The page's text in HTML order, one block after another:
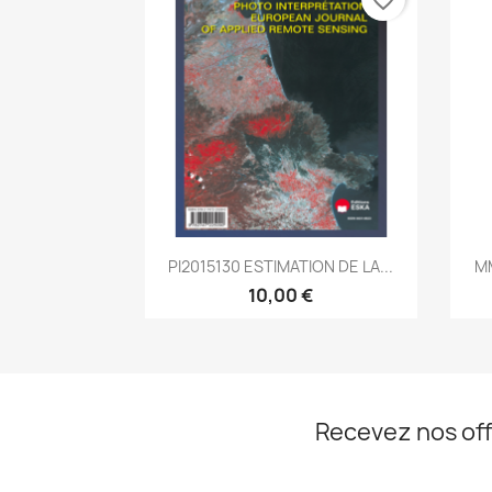
Aperçu rapide
PI2015130 ESTIMATION DE LA...
10,00 €
Recevez nos